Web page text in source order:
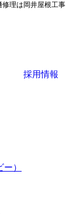
理は岡井屋根工事
採用情報
）